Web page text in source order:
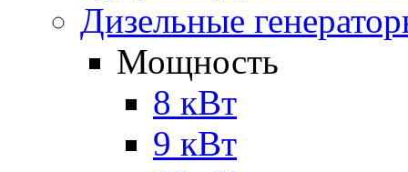
Дизельные
Мощность
8 кВт
9 кВт